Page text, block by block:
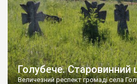
Голубече. Старовинний
Величезний респект громаді села